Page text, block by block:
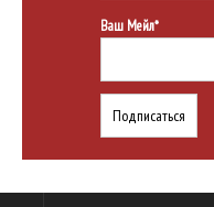
Ваш Мейл*